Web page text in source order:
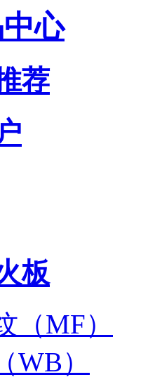
心
荐
板
（MF）
WB）